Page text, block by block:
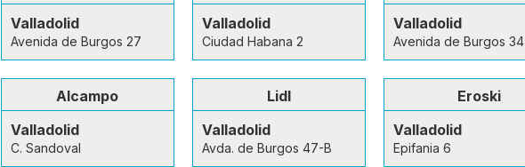
Valladolid
Avenida de Burgos 27
Valladolid
Ciudad Habana 2
Valladolid
Avenida de Burgos 34
Alcampo
Valladolid
C. Sandoval
Lidl
Valladolid
Avda. de Burgos 47-B
Eroski
Valladolid
Epifania 6